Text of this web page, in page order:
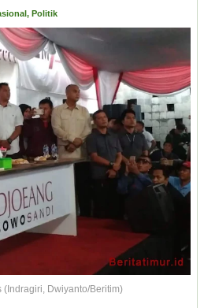
, Politik
(Indragiri, Dwiyanto/Beritim)